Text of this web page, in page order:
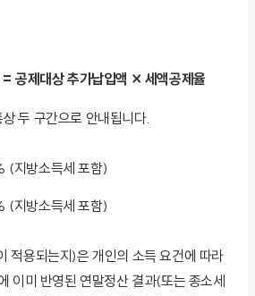
공제대상 추가납입액 × 세액공제율
두 구간으로 안내됩니다.
(지방소득세 포함)
(지방소득세 포함)
적용되는지)은 개인의 소득 요건에 따라
이미 반영된 연말정산 결과(또는 종소세